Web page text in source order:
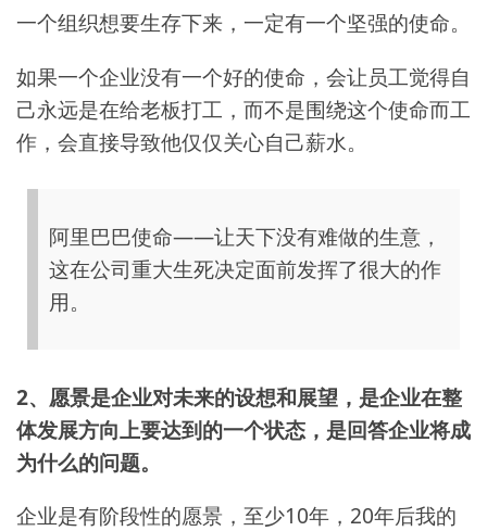
一个组织想要生存下来，一定有一个坚强的使命。
如果一个企业没有一个好的使命，会让员工觉得自
己永远是在给老板打工，而不是围绕这个使命而工
作，会直接导致他仅仅关心自己薪水。
阿里巴巴使命——让天下没有难做的生意，
这在公司重大生死决定面前发挥了很大的作
用。
2、愿景是企业对未来的设想和展望，是企业在整
体发展方向上要达到的一个状态，是回答企业将成
为什么的问题。
企业是有阶段性的愿景，至少10年，20年后我的